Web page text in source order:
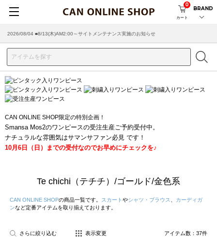
カート
0
BRAND
2026/08/04 ■8/13(木)AM2:00～サイトメンテナンス実施のお知らせ
CAN ONLINE SHOP限定の特別企画！
Smansa Mos2のワンピースの受注生産ご予約受付中。
ナチュラルな雰囲気はサマンサファン必見 です！
10月6日（日）までの受付なのでお早めにチェックを♪
Te chichi（テチチ）/ゴールド/金色系
CAN ONLINE SHOPの商品一覧です。 スカート やシャツ・ブラウス
カーディガ
ンなど定番アイテムを取り揃えております。
さらに絞り込む 表示変更 アイテム数： 37件